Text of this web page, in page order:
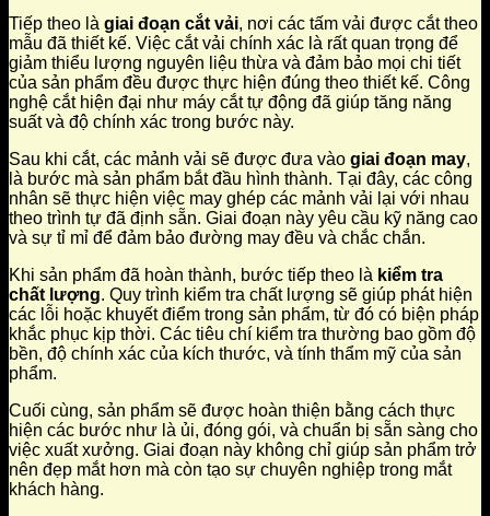
Tiếp theo là giai đoạn cắt vải, nơi các tấm vải được cắt theo
mẫu đã thiết kế. Việc cắt vải chính xác là rất quan trọng để
giảm thiểu lượng nguyên liệu thừa và đảm bảo mọi chi tiết
của sản phẩm đều được thực hiện đúng theo thiết kế. Công
nghệ cắt hiện đại như máy cắt tự động đã giúp tăng năng
suất và độ chính xác trong bước này.
Sau khi cắt, các mảnh vải sẽ được đưa vào giai đoạn may,
là bước mà sản phẩm bắt đầu hình thành. Tại đây, các công
nhân sẽ thực hiện việc may ghép các mảnh vải lại với nhau
theo trình tự đã định sẵn. Giai đoạn này yêu cầu kỹ năng cao
và sự tỉ mỉ để đảm bảo đường may đều và chắc chắn.
Khi sản phẩm đã hoàn thành, bước tiếp theo là kiểm tra
chất lượng. Quy trình kiểm tra chất lượng sẽ giúp phát hiện
các lỗi hoặc khuyết điểm trong sản phẩm, từ đó có biện pháp
khắc phục kịp thời. Các tiêu chí kiểm tra thường bao gồm độ
bền, độ chính xác của kích thước, và tính thẩm mỹ của sản
phẩm.
Cuối cùng, sản phẩm sẽ được hoàn thiện bằng cách thực
hiện các bước như là ủi, đóng gói, và chuẩn bị sẵn sàng cho
việc xuất xưởng. Giai đoạn này không chỉ giúp sản phẩm trở
nên đẹp mắt hơn mà còn tạo sự chuyên nghiệp trong mắt
khách hàng.